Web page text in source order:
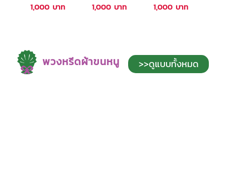
1,000 บาท 1,000 บาท 1,000 บาท
พวงหรีดผ้าขนหนู >>ดูแบบทั้งหมด